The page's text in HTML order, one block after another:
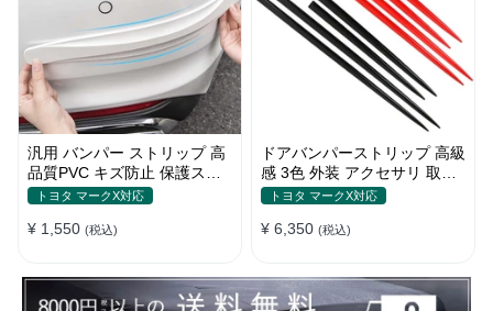
汎用 バンパー ストリップ 高
品質PVC キズ防止 保護ステ
ッカー 4色 フロント・リア
トヨタ マークX対応
¥ 1,550 (税込)
ドアバンパーストリップ 高級
感 3色 外装 アクセサリ 取付
簡単 保護フィルム キズ防止
トヨタ マークX対応
¥ 6,350 (税込)